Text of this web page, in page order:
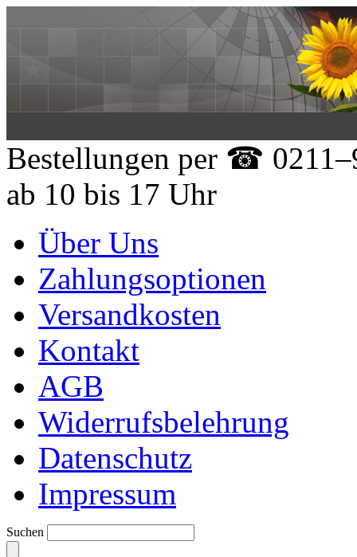
Bestellungen per ☎
ab 10 bis 17 Uhr
Über Uns
Zahlungsoptionen
Versandkosten
Kontakt
AGB
Widerrufsbelehrung
Datenschutz
Impressum
Suchen